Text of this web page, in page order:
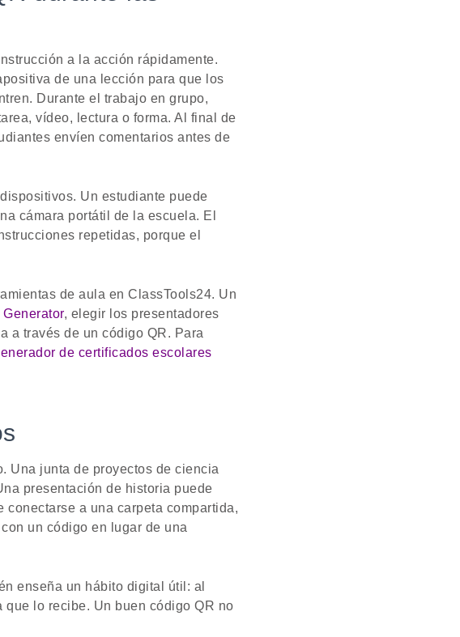
a la acción rápidamente.
de una lección para que los
Durante el trabajo en grupo,
vídeo, lectura o forma. Al final de
envíen comentarios antes de
Un estudiante puede
cámara portátil de la escuela. El
repetidas, porque el
de aula en ClassTools24. Un
Generator, elegir los presentadores
a través de un código QR. Para
de certificados escolares
Una junta de proyectos de ciencia
presentación de historia puede
a una carpeta compartida,
un código en lugar de una
enseña un hábito digital útil: al
lo recibe. Un buen código QR no